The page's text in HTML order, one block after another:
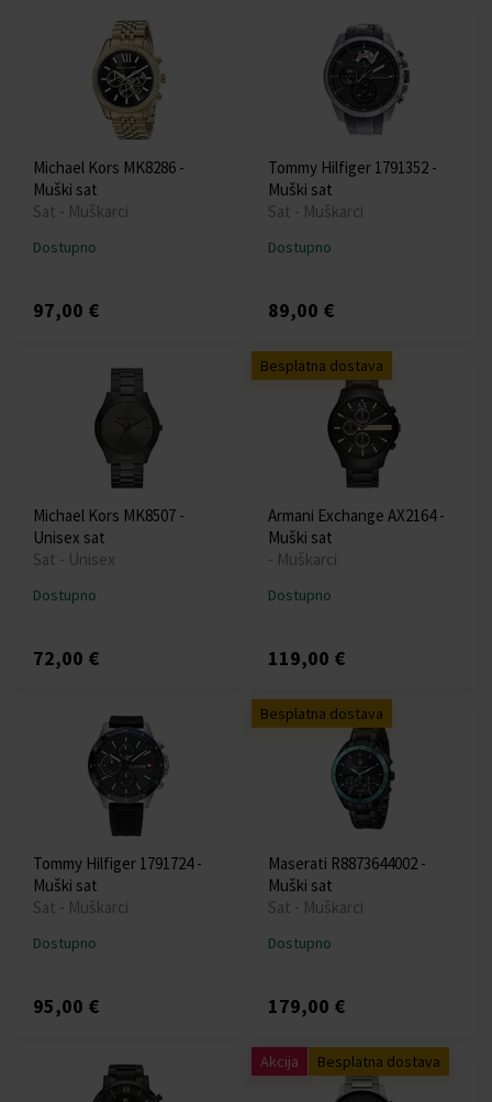
Michael Kors MK8286 -
Muški sat
Sat - Muškarci
Dostupno
97,00 €
Tommy Hilfiger 1791352 -
Muški sat
Sat - Muškarci
Dostupno
89,00 €
Michael Kors MK8507 -
Unisex sat
Sat - Unisex
Dostupno
72,00 €
Besplatna dostava
Armani Exchange AX2164 -
Muški sat
- Muškarci
Dostupno
119,00 €
Tommy Hilfiger 1791724 -
Muški sat
Sat - Muškarci
Dostupno
95,00 €
Besplatna dostava
Maserati R8873644002 -
Muški sat
Sat - Muškarci
Dostupno
179,00 €
Akcija Besplatna dostava